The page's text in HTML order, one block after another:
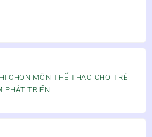
CHỌN MÔN THỂ THAO CHO TRẺ
PHÁT TRIỂN